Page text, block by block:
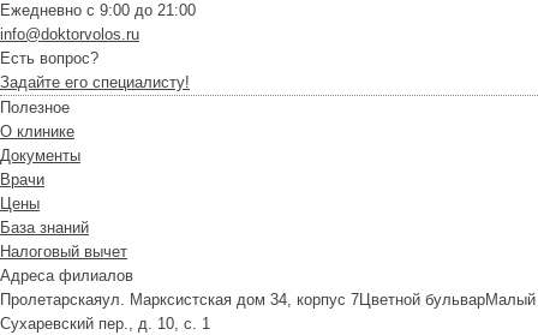
Ежедневно с 9:00 до 21:00
info@doktorvolos.ru
Есть вопрос?
Задайте его специалисту!
Полезное
О клинике
Документы
Врачи
Цены
База знаний
Налоговый вычет
Адреса филиалов
Пролетарскаяул. Марксистская дом 34, корпус 7Цветной бульварМалый
Сухаревский пер., д. 10, с. 1